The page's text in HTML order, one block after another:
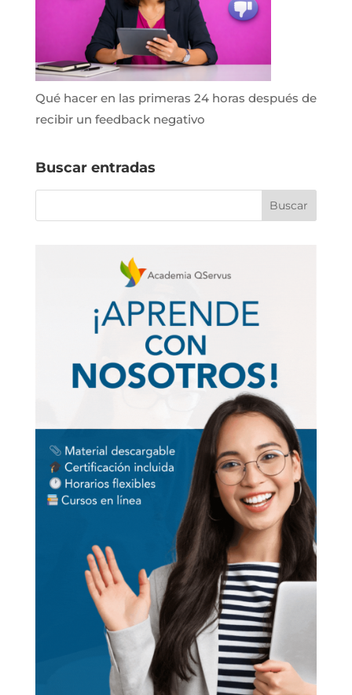
Qué hacer en las primeras 24 horas después de
recibir un feedback negativo
Buscar entradas